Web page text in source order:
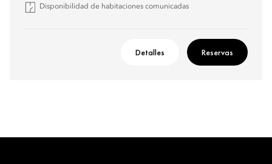
Disponibilidad de habitaciones comunicadas
Detalles Reservas